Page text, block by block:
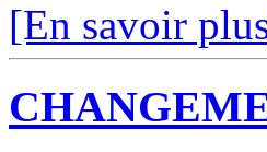
[En savoir